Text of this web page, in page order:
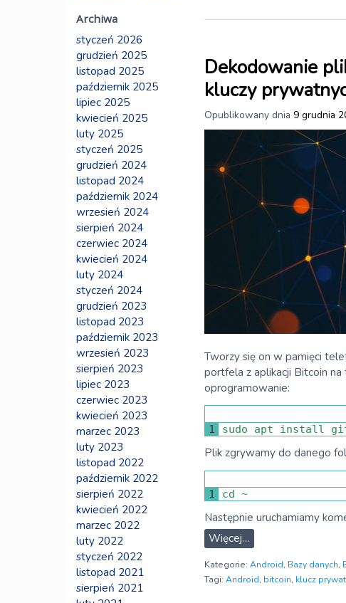
Dekodowanie
kluczy
Opublikowany dnia 9 grudnia
Tworzy się on w pamięci
portfela z aplikacji Bitcoin
oprogramowanie:
1 sudo apt install
Plik zgrywamy do danego
1 cd ~
Następnie uruchamiamy
Więcej…
Kategorie: Android, Bazy danych,
Tagi: Android, bitcoin, klucz
Archiwa
styczeń 2026
grudzień 2025
listopad 2025
październik 2025
lipiec 2025
kwiecień 2025
luty 2025
styczeń 2025
grudzień 2024
listopad 2024
październik 2024
wrzesień 2024
sierpień 2024
czerwiec 2024
kwiecień 2024
luty 2024
styczeń 2024
grudzień 2023
listopad 2023
październik 2023
wrzesień 2023
sierpień 2023
lipiec 2023
czerwiec 2023
kwiecień 2023
marzec 2023
luty 2023
listopad 2022
październik 2022
sierpień 2022
kwiecień 2022
marzec 2022
luty 2022
styczeń 2022
listopad 2021
sierpień 2021